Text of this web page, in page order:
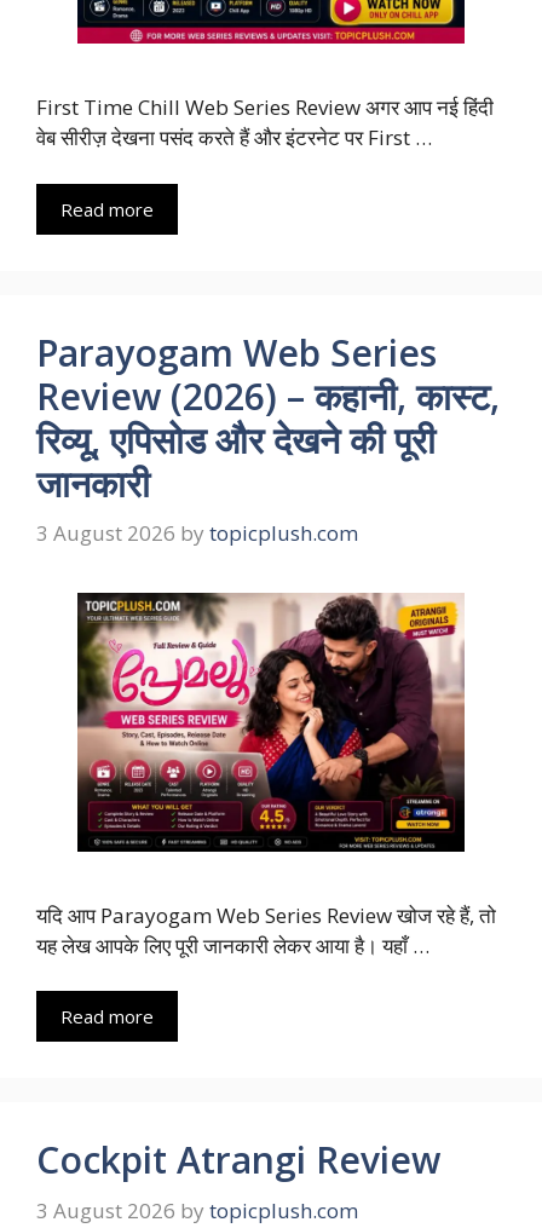
First Time Chill Web Series Review अगर आप नई हिंदी
वेब सीरीज़ देखना पसंद करते हैं और इंटरनेट पर First …
Read more
Parayogam Web Series
Review (2026) – कहानी, कास्ट,
रिव्यू, एपिसोड और देखने की पूरी
जानकारी
3 August 2026 by topicplush.com
यदि आप Parayogam Web Series Review खोज रहे हैं, तो
यह लेख आपके लिए पूरी जानकारी लेकर आया है। यहाँ …
Read more
Cockpit Atrangi Review
3 August 2026 by topicplush.com